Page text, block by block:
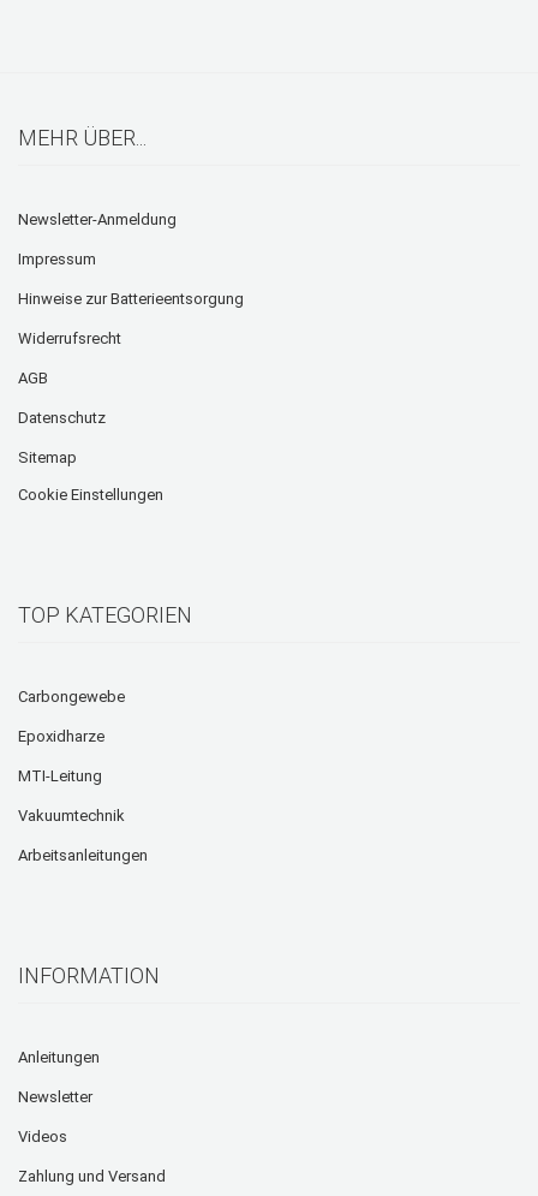
MEHR ÜBER...
Newsletter-Anmeldung
Impressum
Hinweise zur Batterieentsorgung
Widerrufsrecht
AGB
Datenschutz
Sitemap
Cookie Einstellungen
TOP KATEGORIEN
Carbongewebe
Epoxidharze
MTI-Leitung
Vakuumtechnik
Arbeitsanleitungen
INFORMATION
Anleitungen
Newsletter
Videos
Zahlung und Versand